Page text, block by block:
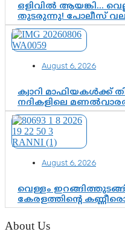
ഒളിവിൽ ആയങ്കി…
തുടരുന്നു! പോലീസ്
പിടികൂടാൻ SIT
ആയങ്കി എവിടെ എന്നത്
—ആയങ്കി
വിവരങ്ങൾ?”
August 6, 2026
ക്വാറി മാഫിയകൾക്ക്
നദികളിലെ
പുനരാരംഭിക്കാൻ
തീരുമാനം
August 6, 2026
വെള്ളം
കേരളത്തിന്റെ
എന്നവസാനിക്കും?
About Us